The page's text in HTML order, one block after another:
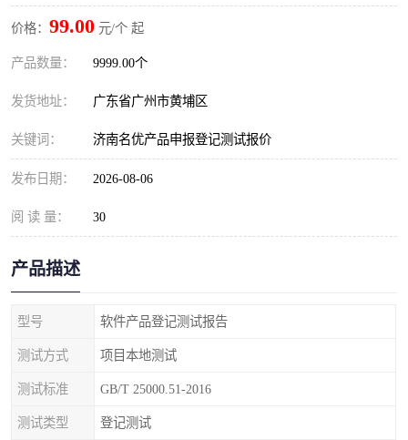
价格： 99.00 元/个 起
产品数量： 9999.00个
发货地址： 广东省广州市黄埔区
关键词： 济南名优产品申报登记测试报价
发布日期： 2026-08-06
阅 读 量： 30
产品描述
型号 软件产品登记测试报告
测试方式 项目本地测试
测试标准 GB/T 25000.51-2016
测试类型 登记测试